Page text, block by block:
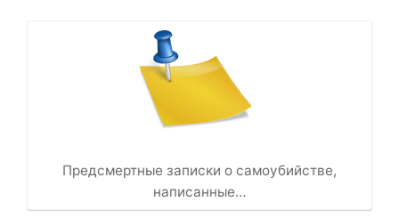
Предсмертные записки о самоубийстве,
написанные…